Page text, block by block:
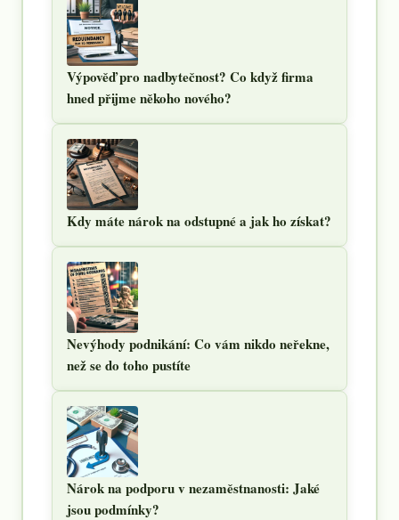
Výpověď pro nadbytečnost? Co když firma
hned přijme někoho nového?
Kdy máte nárok na odstupné a jak ho získat?
Nevýhody podnikání: Co vám nikdo neřekne,
než se do toho pustíte
Nárok na podporu v nezaměstnanosti: Jaké
jsou podmínky?